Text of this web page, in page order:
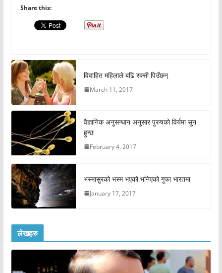
Share this:
विवाहित महिलाले बढि रक्सी पिउँछन्
March 11, 2017
वैज्ञानिक अनुसन्धान अनुसार पुरुषको विर्यमा सुन
हुन्छ
February 4, 2017
भस्मासुरको भस्म भएको भनिएको गुफा भारतमा
January 17, 2017
लेखहरु